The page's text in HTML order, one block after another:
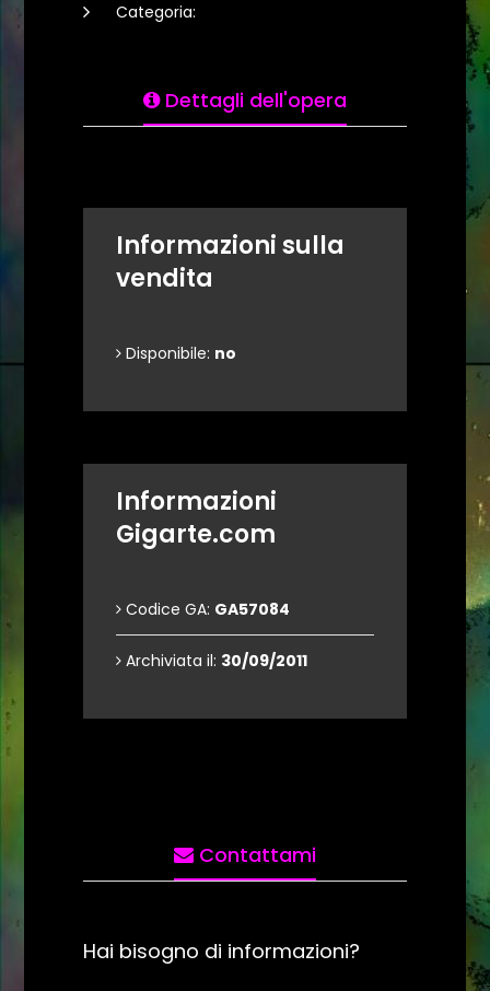
Categoria:
Dettagli dell'opera
Informazioni sulla
vendita
Disponibile: no
Informazioni
Gigarte.com
Codice GA: GA57084
Archiviata il: 30/09/2011
Contattami
Hai bisogno di informazioni?